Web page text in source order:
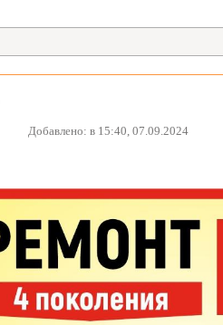
Добавлено: в 15:40, 07.09.2024